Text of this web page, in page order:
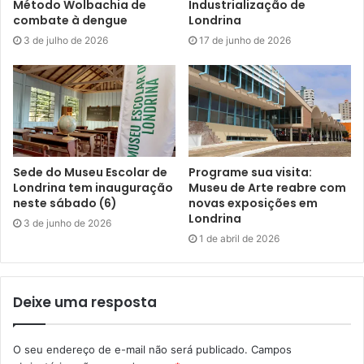
Foto: divulgação
Festa de abertura e exposições
Sexta-feira (16/9) haverá o evento de abertura do festival
na Vila Cultural Grafatório, a partir das 18h30. Para essa
ocasião estão programadas a abertura de duas
exposições, um lançamento de livro e uma apresentação
musical, além de discotecagem e bar aberto servindo
comes e bebes.
Uma das exposições é intitulada “A Gráfica do Livro”, e tem
Cadôr. Partindo de seu acervo particular de livros de
artista, Amir preparou uma mostra centrada em livros-
objeto cuja principal característica é seu aspecto gráfico. A
internacionais, incluindo muitas edições raras.
Método Wolbachia de
combate à dengue
3 de julho de 2026
Industrialização de
Londrina
17 de junho de 2026
Sede do Museu Escolar de
Londrina tem inauguração
neste sábado (6)
3 de junho de 2026
Programe sua visita:
Museu de Arte reabre com
novas exposições em
Londrina
1 de abril de 2026
Deixe uma resposta
O seu endereço de e-mail não será publicado. Campos